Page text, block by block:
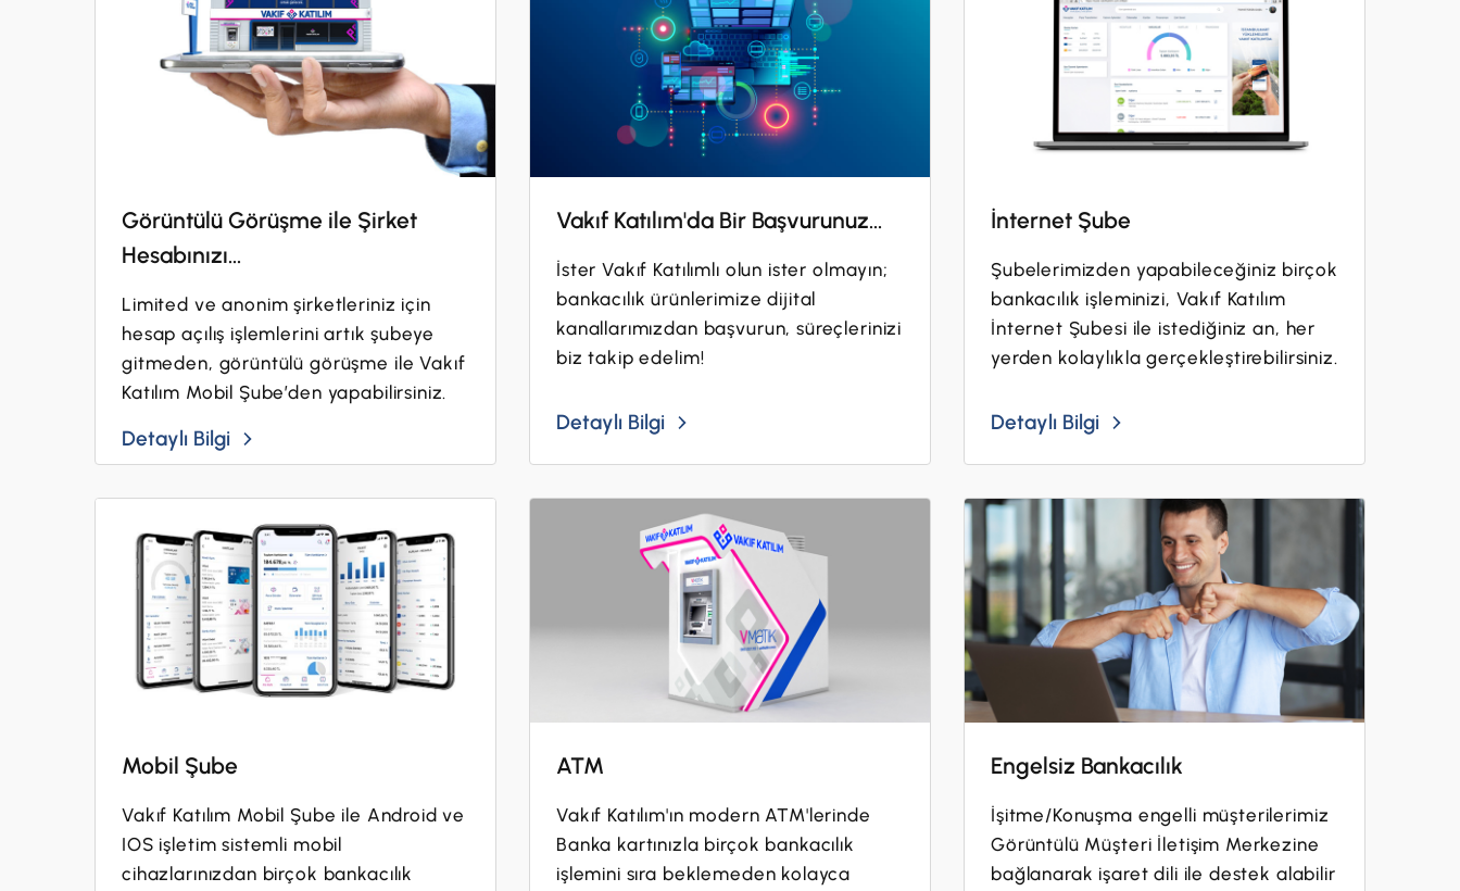
Görüntülü Görüşme ile Şirket
Hesabınızı...
Limited ve anonim şirketleriniz için
hesap açılış işlemlerini artık şubeye
gitmeden, görüntülü görüşme ile Vakıf
Katılım Mobil Şube’den yapabilirsiniz.
Detaylı Bilgi
Vakıf Katılım'da Bir Başvurunuz...
İster Vakıf Katılımlı olun ister olmayın;
bankacılık ürünlerimize dijital
kanallarımızdan başvurun, süreçlerinizi
biz takip edelim!
Detaylı Bilgi
İnternet Şube
Şubelerimizden yapabileceğiniz birçok
bankacılık işleminizi, Vakıf Katılım
İnternet Şubesi ile istediğiniz an, her
yerden kolaylıkla gerçekleştirebilirsiniz.
Detaylı Bilgi
Mobil Şube
Vakıf Katılım Mobil Şube ile Android ve
IOS işletim sistemli mobil
cihazlarınızdan birçok bankacılık
ATM
Vakıf Katılım'ın modern ATM'lerinde
Banka kartınızla birçok bankacılık
işlemini sıra beklemeden kolayca
Engelsiz Bankacılık
İşitme/Konuşma engelli müşterilerimiz
Görüntülü Müşteri İletişim Merkezine
bağlanarak işaret dili ile destek alabilir